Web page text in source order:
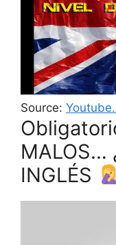
Source:
MALOS…
INGLÉS